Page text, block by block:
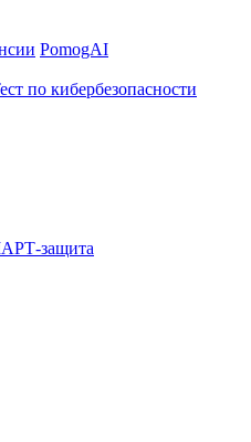
PomogAI
по кибербезопасности
защита